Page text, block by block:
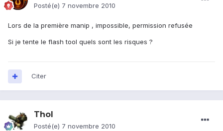
Posté(e) 7 novembre 2010
Lors de la première manip , impossible, permission refusée
Si je tente le flash tool quels sont les risques ?
Citer
Thol
Posté(e) 7 novembre 2010